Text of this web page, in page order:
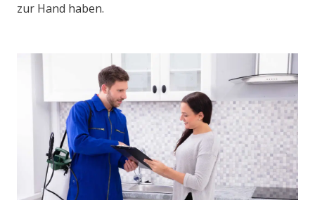
zur Hand haben.